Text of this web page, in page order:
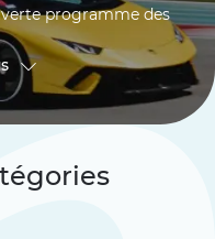
programme des
le volant d'une véritable
passager pour un
992 GT3 ou une
seule destination, mais
européen, à deux
avion.